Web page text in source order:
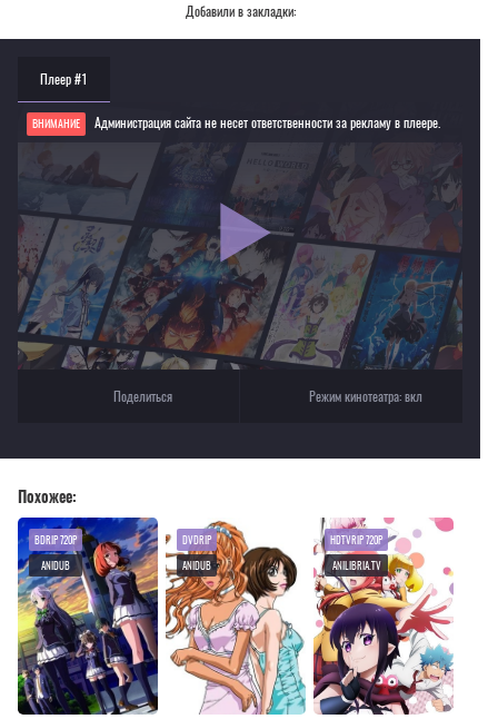
Добавили в закладки:
Плеер #1
ВНИМАНИЕ Администрация сайта не несет ответственности за рекламу в плеере.
Если видео не работает, обновите страницу или выберите другой плеер!
Для просмотра некоторых аниме необходимо установить VPN
Текущее воспроизведение：Друзья на неделю
Поделиться Режим кинотеатра:вкл
Похожее:
BDRIP 720P
ANIDUB
DVDRIP
ANIDUB
HDTVRIP 720P
ANILIBRIA.TV